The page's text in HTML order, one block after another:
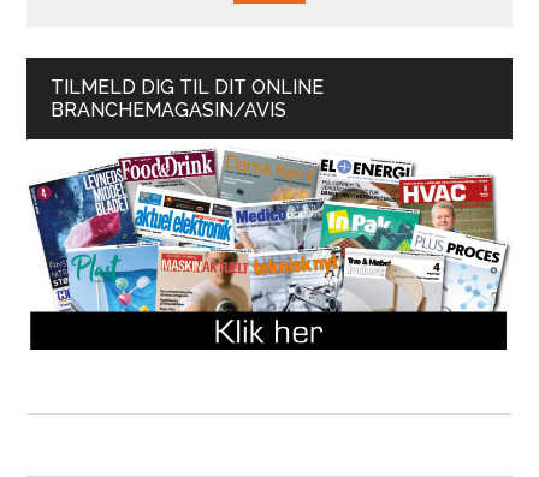
TILMELD DIG TIL DIT ONLINE
BRANCHEMAGASIN/AVIS